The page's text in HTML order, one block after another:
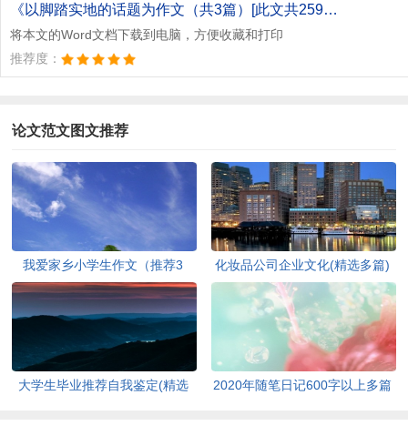
《以脚踏实地的话题为作文（共3篇）[此文共2598字].doc》
将本文的Word文档下载到电脑，方便收藏和打印
推荐度：
论文范文图文推荐
我爱家乡小学生作文（推荐3
篇）[此文共1167字]
化妆品公司企业文化(精选多篇)
[此文共6398字]
大学生毕业推荐自我鉴定(精选
2020年随笔日记600字以上多篇